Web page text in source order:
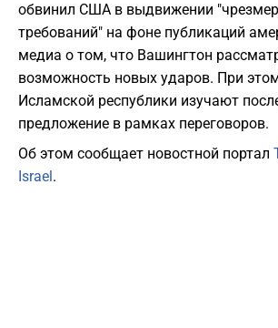
обвинил США в выдвижении
требований" на фоне публикаций
медиа о том, что Вашингтон
возможность новых ударов. При
Исламской республики изучают
предложение в рамках переговоров.
Об этом сообщает новостной портал
Israel .